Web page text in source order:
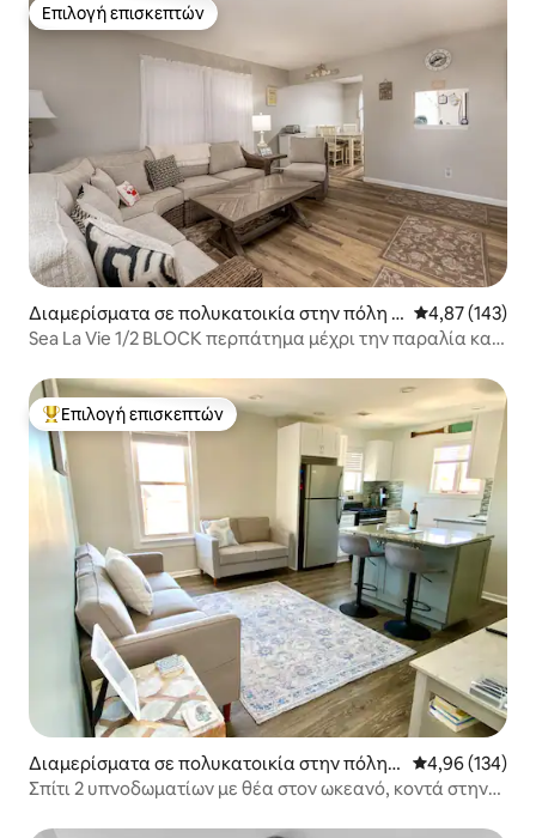
Επιλογή επισκεπτών
Επιλογή επισκεπτών
Διαμερίσματα σε πολυκατοικία στην πόλη S
easide Heights
Μέση
4,87 (143)
Sea La Vie 1/2 BLOCK περπάτημα μέχρι την παραλία και
Κορυφαία επιλογή επισκεπτών
Επιλογή επισκεπτών
Διαμερίσματα σε πολυκατοικία στην πόλη
Highlands
Μέση
4,96 (134)
Σπίτι 2 υπνοδωματίων με θέα στον ωκεανό, κοντά στην